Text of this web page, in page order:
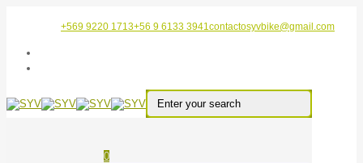
+569 9220 1713+56 9 6133 3941contactosyvbike@gmail.com
0